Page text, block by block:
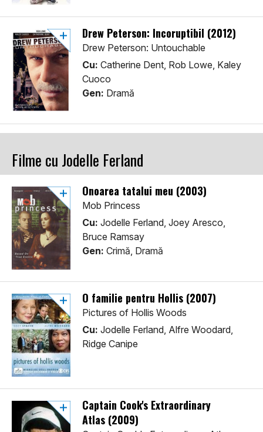
Drew Peterson: Incoruptibil (2012)
Drew Peterson: Untouchable
Cu: Catherine Dent, Rob Lowe, Kaley
Cuoco
Gen: Dramă
Filme cu Jodelle Ferland
Onoarea tatalui meu (2003)
Mob Princess
Cu: Jodelle Ferland, Joey Aresco,
Bruce Ramsay
Gen: Crimă, Dramă
O familie pentru Hollis (2007)
Pictures of Hollis Woods
Cu: Jodelle Ferland, Alfre Woodard,
Ridge Canipe
Captain Cook's Extraordinary
Atlas (2009)